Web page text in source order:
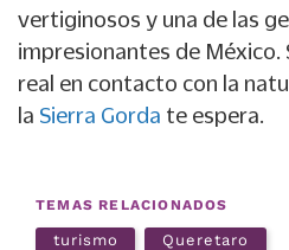
vertiginosos y una de las
impresionantes de México.
real en contacto con la
la Sierra Gorda te espera.
TEMAS RELACIONADOS
turismo Queretaro